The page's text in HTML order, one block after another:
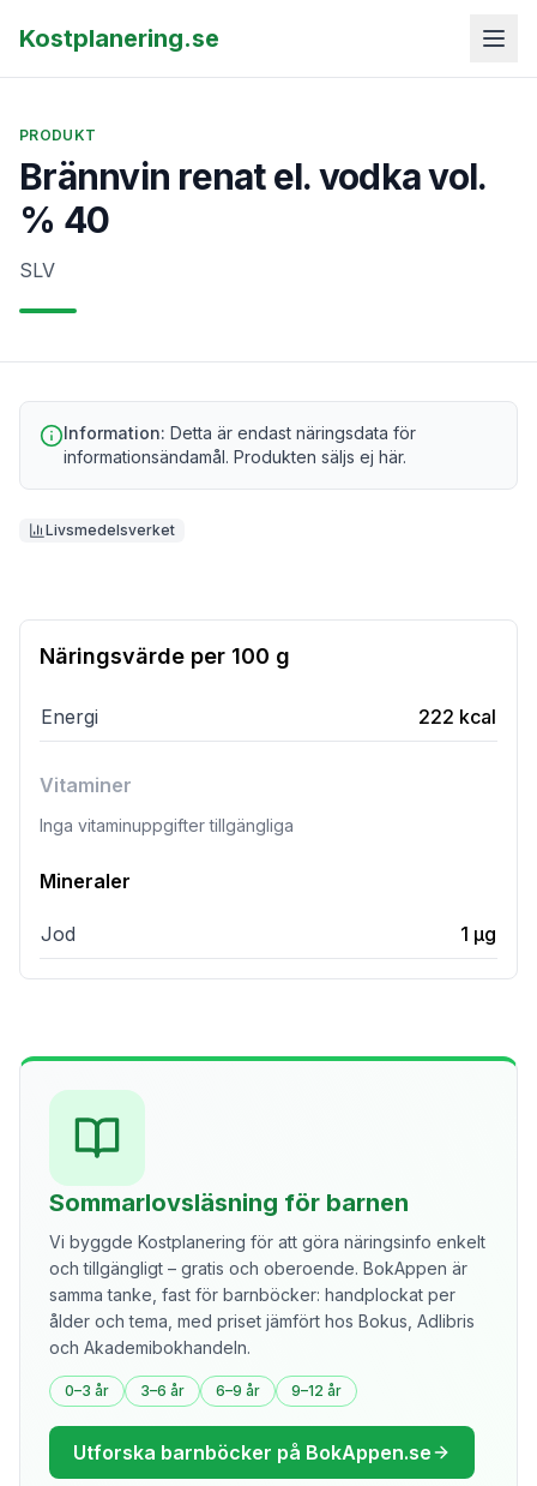
Kostplanering.se
PRODUKT
Brännvin renat el. vodka vol.
% 40
SLV
Information: Detta är endast näringsdata för
informationsändamål. Produkten säljs ej här.
Livsmedelsverket
Näringsvärde per 100 g
Energi 222 kcal
Vitaminer
Inga vitaminuppgifter tillgängliga
Mineraler
Jod 1 µg
Sommarlovsläsning för barnen
Vi byggde Kostplanering för att göra näringsinfo enkelt
och tillgängligt – gratis och oberoende. BokAppen är
samma tanke, fast för barnböcker: handplockat per
ålder och tema, med priset jämfört hos Bokus, Adlibris
och Akademibokhandeln.
0–3 år 3–6 år 6–9 år 9–12 år
Utforska barnböcker på BokAppen.se